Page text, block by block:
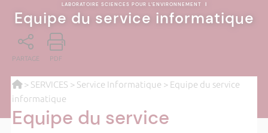
LABORATOIRE SCIENCES POUR L'ENVIRONNEMENT |
Equipe du service informatique
PARTAGE PDF
> SERVICES > Service Informatique > Equipe du service
informatique
Equipe du service